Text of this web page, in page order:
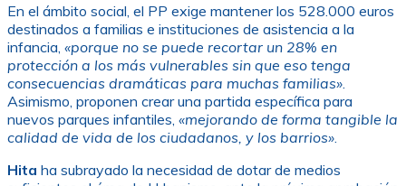
En el ámbito social, el PP exige mantener los 528.000 euros
destinados a familias e instituciones de asistencia a la
infancia, «porque no se puede recortar un 28% en
protección a los más vulnerables sin que eso tenga
consecuencias dramáticas para muchas familias»
Asimismo, proponen crear una partida específica para
nuevos parques infantiles, «mejorando de forma tangible la
calidad de vida de los ciudadanos, y los barrios»
Hita ha subrayado la necesidad de dotar de medios